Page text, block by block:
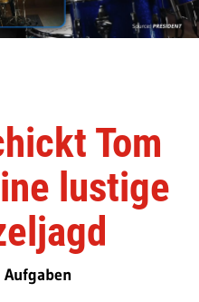
Tom
lustige